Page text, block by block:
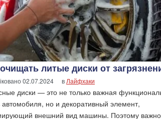
литые диски от
02.07.2024 в Лайфхаки
диски — это не только важная
автомобиля, но и декоративный элемент,
внешний вид машины. Поэтому важно